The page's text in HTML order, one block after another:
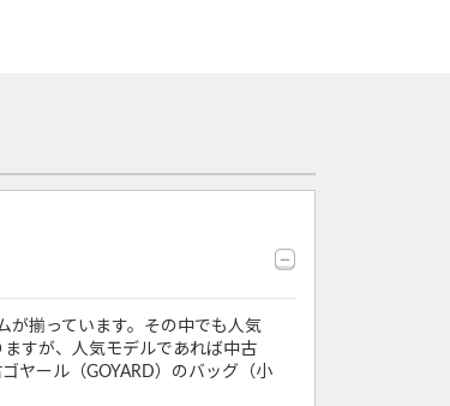
が揃っています。その中でも人気
すが、人気モデルであれば中古
ヤール（GOYARD）のバッグ（小